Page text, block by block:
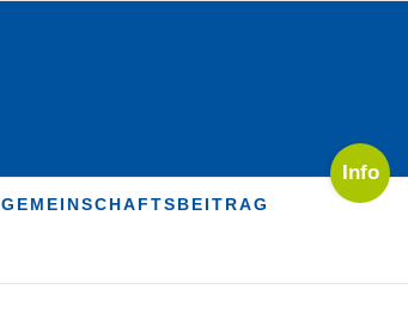
GEMEINSCHAFTSBEITRAG
Toggle
Sliding
Area